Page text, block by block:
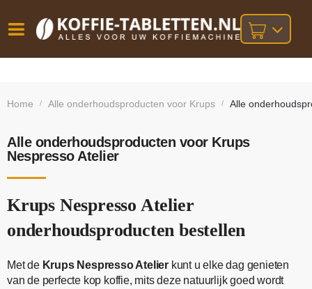
besteld,
bij orders
Home / Alle onderhoudsproducten voor Krups / Alle
Alle onderhoudsproducten voor Krups
Nespresso Atelier
Krups Nespresso Atelier
onderhoudsproducten bestellen
Met de Krups Nespresso Atelier kunt u elke dag genieten
van de perfecte kop koffie, mits deze natuurlijk goed wordt